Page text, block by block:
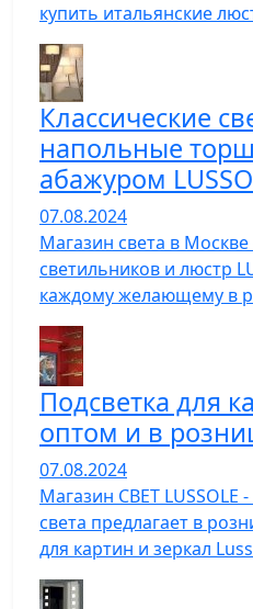
купить итальянские
Классические
напольные
абажуром
07.08.2024
Магазин света в
светильников и люстр
каждому желающему в
Подсветка для
оптом и в
07.08.2024
Магазин СВЕТ LUSSOLE
света предлагает в
для картин и зеркал